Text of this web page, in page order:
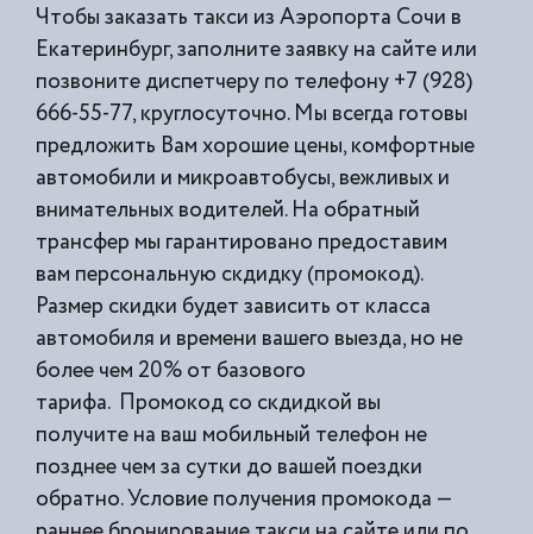
Чтобы заказать такси из Аэропорта Сочи в
Екатеринбург, заполните заявку на сайте или
позвоните диспетчеру по телефону +7 (928)
666-55-77, круглосуточно. Мы всегда готовы
предложить Вам хорошие цены, комфортные
автомобили и микроавтобусы, вежливых и
внимательных водителей. На обратный
трансфер мы гарантировано предоставим
вам персональную скдидку (промокод).
Размер скидки будет зависить от класса
автомобиля и времени вашего выезда, но не
более чем 20% от базового
тарифа. Промокод со скдидкой вы
получите на ваш мобильный телефон не
позднее чем за сутки до вашей поездки
обратно. Условие получения промокода —